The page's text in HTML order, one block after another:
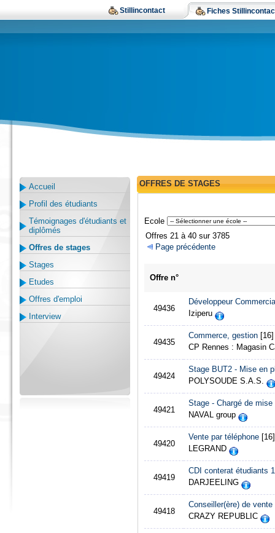
Stillincontact Fiches
Accueil
Profil des étudiants
Témoignages d'étudiants et
diplômés
Offres de stages
Stages
Etudes
Offres d'emploi
Interview
OFFRES DE STAGES
Ecole
Offres 21 à 40 sur 3785
Page précédente
Offre n°
49436
Développeur
Iziperu
49435
Commerce, gestion [16]
CP Rennes : Magasin
49424
Stage BUT2 - Mise en
POLYSOUDE S.A.S.
49421
Stage - Chargé de
NAVAL group
49420
Vente par téléphone [16]
LEGRAND
49419
CDI conterat étudiants
DARJEELING
49418
Conseiller(ère) de vente
CRAZY REPUBLIC